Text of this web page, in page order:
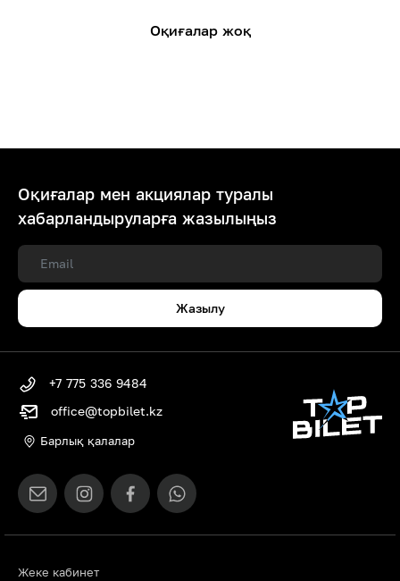
Оқиғалар жоқ
Оқиғалар мен акциялар туралы
хабарландыруларға жазылыңыз
Жазылу
Жеке кабинет
+7 775 336 9484
office@topbilet.kz
Барлық қалалар